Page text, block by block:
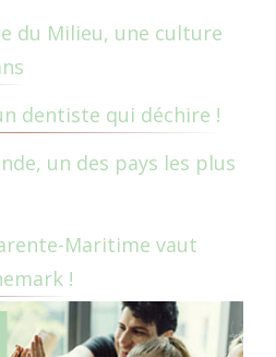
du Milieu, une culture
dentiste qui déchire !
un des pays les plus
Maritime vaut
!